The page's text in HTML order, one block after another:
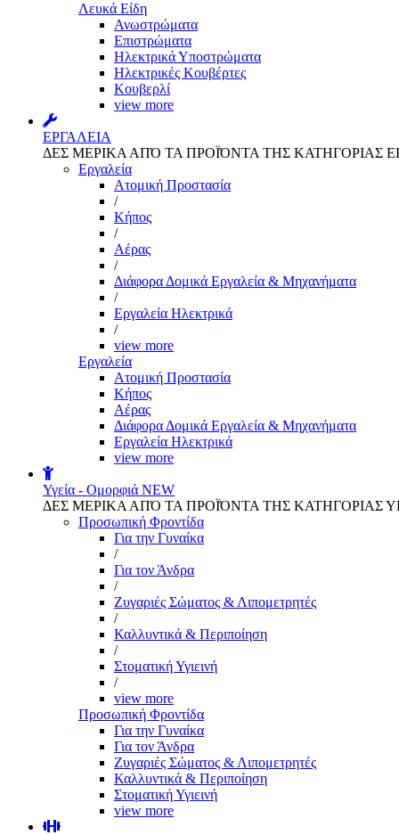
Λευκά Είδη
Ανωστρώματα
Επιστρώματα
Ηλεκτρικά Υποστρώματα
Ηλεκτρικές Κουβέρτες
Κουβερλί
view more
ΕΡΓΑΛΕΙΑ
ΔΕΣ ΜΕΡΙΚΑ ΑΠΌ ΤΑ ΠΡΟΪΌΝΤΑ ΤΗΣ ΚΑΤΗΓΟΡΙΑΣ
Εργαλεία
Aτομική Προστασία
/
Kήπος
/
Αέρας
/
Διάφορα Δομικά Εργαλεία & Μηχανήματα
/
Εργαλεία Ηλεκτρικά
/
view more
Εργαλεία
Aτομική Προστασία
Kήπος
Αέρας
Διάφορα Δομικά Εργαλεία & Μηχανήματα
Εργαλεία Ηλεκτρικά
view more
Υγεία - Ομορφιά NEW
ΔΕΣ ΜΕΡΙΚΑ ΑΠΌ ΤΑ ΠΡΟΪΌΝΤΑ ΤΗΣ ΚΑΤΗΓΟΡΙΑΣ
Προσωπική Φροντίδα
Για την Γυναίκα
/
Για τον Άνδρα
/
Ζυγαριές Σώματος & Λιπομετρητές
/
Καλλυντικά & Περιποίηση
/
Στοματική Υγιεινή
/
view more
Προσωπική Φροντίδα
Για την Γυναίκα
Για τον Άνδρα
Ζυγαριές Σώματος & Λιπομετρητές
Καλλυντικά & Περιποίηση
Στοματική Υγιεινή
view more